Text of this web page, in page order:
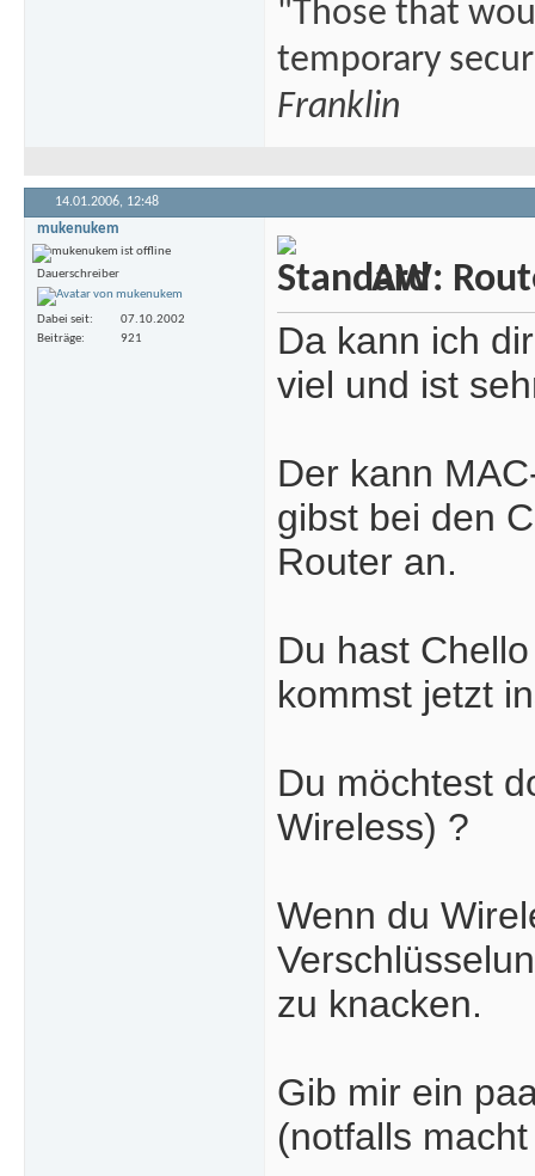
"Those that
temporary
Franklin
14.01.2006, 12:48
mukenukem
Dauerschreiber
Dabei seit
07.10.2002
Beiträge
921
AW:
Da kann ich
viel und ist
Der kann
gibst bei den
Router an.
Du hast
kommst jetzt
Du möchtest
Wireless) ?
Wenn du
zu knacken.
Gib mir ein
(notfalls